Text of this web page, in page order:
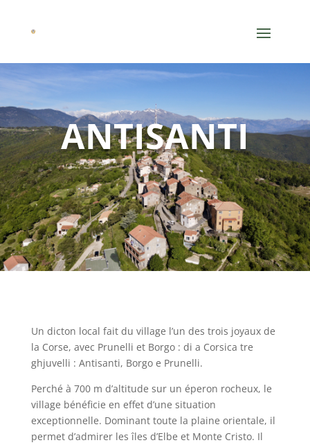
ANTISANTI
Un dicton local fait du village l’un des trois joyaux de
la Corse, avec Prunelli et Borgo : di a Corsica tre
ghjuvelli : Antisanti, Borgo e Prunelli.
Perché à 700 m d’altitude sur un éperon rocheux, le
village bénéficie en effet d’une situation
exceptionnelle. Dominant toute la plaine orientale, il
permet d’admirer les îles d’Elbe et Monte Cristo. Il